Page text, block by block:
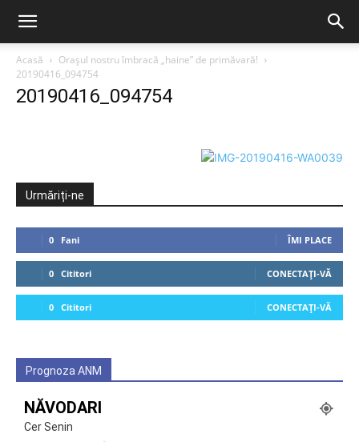
Acasă
Orașul nostru îmbracă „haine” de primăvară!
20190416_094754
20190416_094754
Urmăriți-ne
0 Fani ÎMI PLACE
0 Cititori CONECTAȚI-VĂ
0 Cititori CONECTAȚI-VĂ
Prognoza ANM
NĂVODARI
Cer Senin